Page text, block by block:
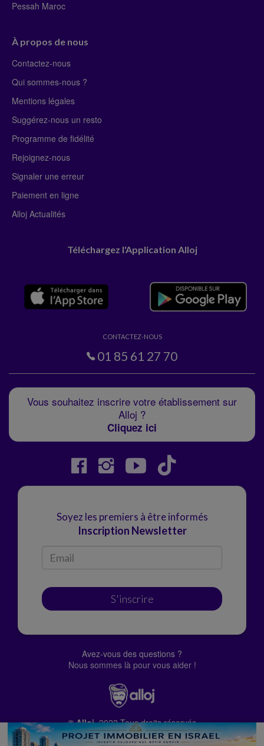
Pessah Maroc
À propos de nous
Contactez-nous
Qui sommes-nous ?
Mentions légales
Suggérez-nous un resto
Programme de fidélité
Rejoignez-nous
Signaler une erreur
Paiement en ligne
Alloj Actualités
Téléchargez l'Application Alloj
CONTACTEZ-NOUS
01 85 61 27 70
Vous souhaitez inscrire votre établissement sur
Alloj ?
Cliquez ici
Soyez les premiers à être informés
Inscription Newsletter
S'inscrire
Avez-vous des questions ?
Nous sommes là pour vous aider !
© Alloj.2022 Tous droits réservés